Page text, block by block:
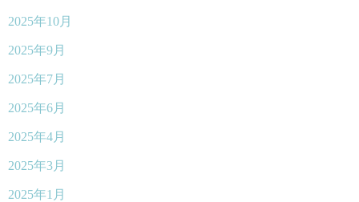
2025年10月
2025年9月
2025年7月
2025年6月
2025年4月
2025年3月
2025年1月